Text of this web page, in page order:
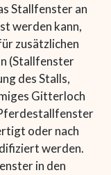
Stallfenster an
werden kann,
zusätzlichen
(Stallfenster
des Stalls,
Gitterloch
oder nach
werden.
in den